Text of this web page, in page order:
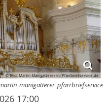
© Bild: Martin Manigatterer In: Pfarrbriefservice.de
17:00